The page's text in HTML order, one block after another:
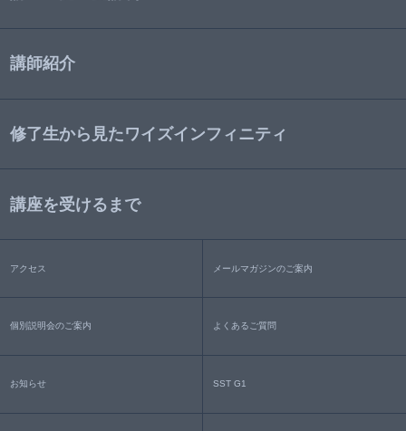
講師紹介
修了生から見たワイズインフィニティ
講座を受けるまで
アクセス メールマガジンのご案内
個別説明会のご案内 よくあるご質問
お知らせ SST G1